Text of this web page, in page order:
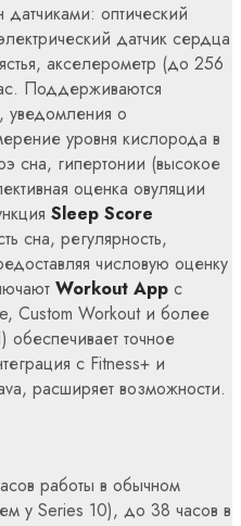
оптический
датчик сердца
акселерометр (до 256
Поддерживаются
уведомления о
уровня кислорода в
сна, гипертонии (высокое
оценка овуляции
Sleep Score
сна, регулярность,
числовую оценку
Workout App с
Custom Workout и более
точное
с Fitness+ и
расширяет возможности.
работы в обычном
у Series 10), до 38 часов в